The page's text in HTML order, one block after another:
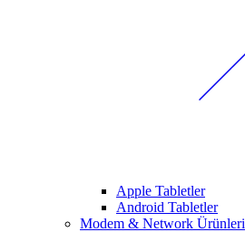
Apple Tabletler
Android Tabletler
Modem & Network Ürünleri